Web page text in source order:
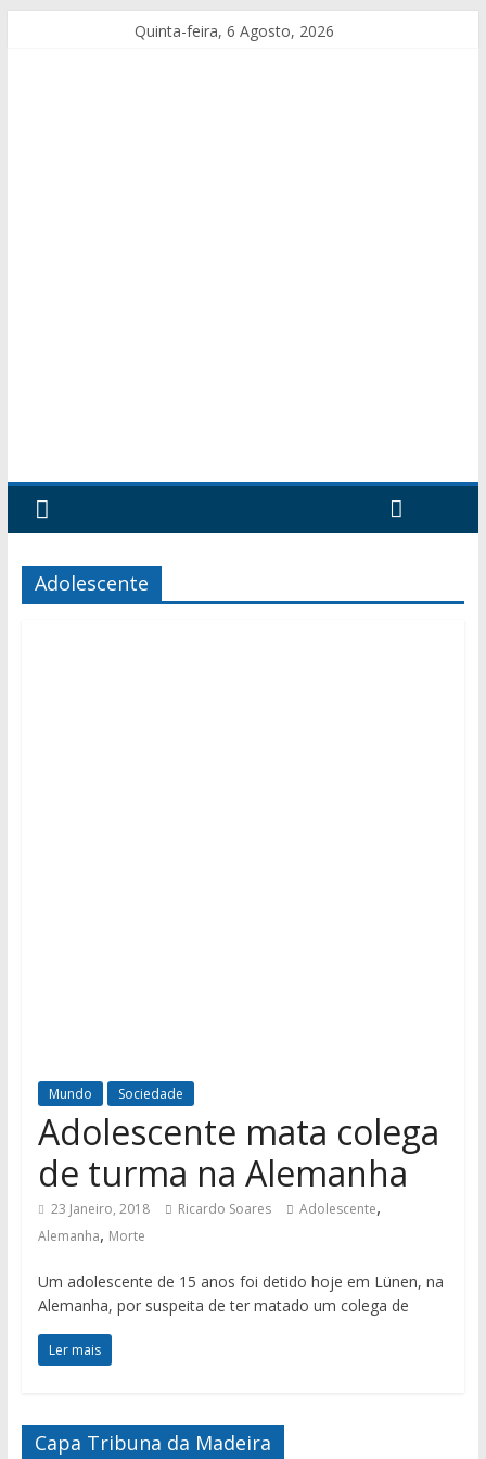
Quinta-feira, 6 Agosto, 2026
Adolescente
Mundo Sociedade
Adolescente mata colega
de turma na Alemanha
23 Janeiro, 2018 Ricardo Soares Adolescente,
Alemanha, Morte
Um adolescente de 15 anos foi detido hoje em Lünen, na
Alemanha, por suspeita de ter matado um colega de
Ler mais
Capa Tribuna da Madeira